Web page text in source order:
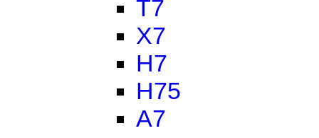
T7
X7
H7
H75
A7